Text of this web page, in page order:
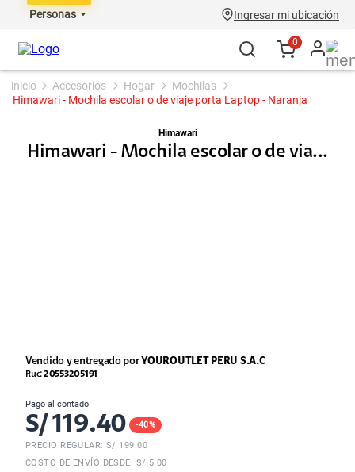
Personas Ingresar mi ubicación
0
accesorios hogar
mochilas
Himawari - Mochila escolar o de viaje porta Laptop - Naranja
Himawari
Himawari - Mochila escolar o de via...
Vendido y entregado por YOUROUTLET PERU S.A.C
Ruc:20553205191
Pago al contado
S/119.40 -40%
PRECIO REGULAR: S/ 199.00
COSTO DE ENVÍO DESDE: S/ 5.00